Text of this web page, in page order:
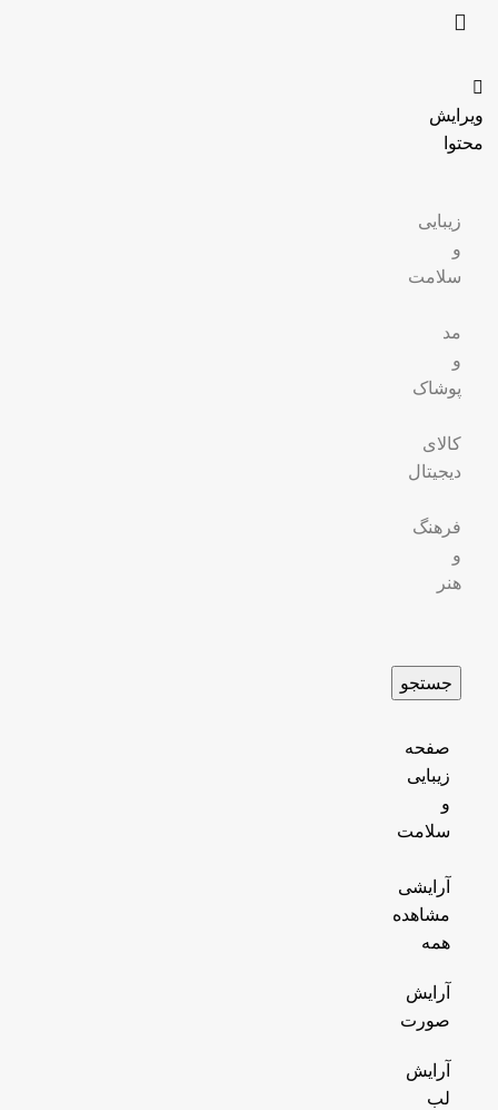
ویرایش
محتوا
زیبایی
و
سلامت
مد
و
پوشاک
کالای
دیجیتال
فرهنگ
و
هنر
جستجو
صفحه
زیبایی
و
سلامت
آرایشی
مشاهده
همه
آرایش
صورت
آرایش
لب